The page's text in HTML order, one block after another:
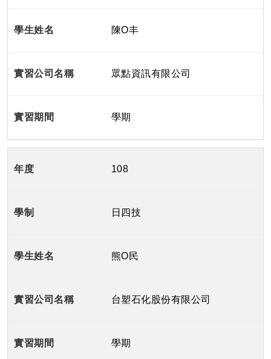
陳O丰
眾點資訊有限公司
學期
108
日四技
熊O民
台塑石化股份有限公司
學期